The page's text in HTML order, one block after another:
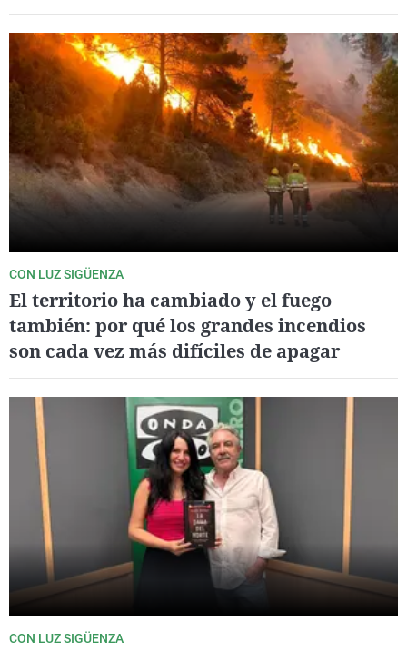
CON LUZ SIGÜENZA
El territorio ha cambiado y el fuego
también: por qué los grandes incendios
son cada vez más difíciles de apagar
CON LUZ SIGÜENZA